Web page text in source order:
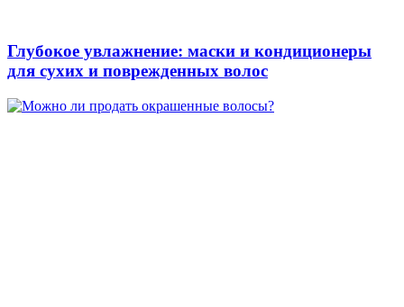
Глубокое увлажнение: маски и кондиционеры
для сухих и поврежденных волос